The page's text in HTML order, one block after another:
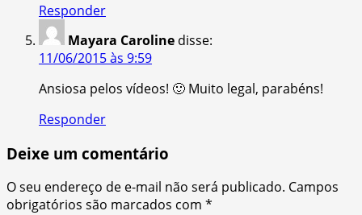
Responder
Mayara Caroline disse:
11/06/2015 às 9:59
Ansiosa pelos vídeos! 🙂 Muito legal, parabéns!
Responder
Deixe um comentário
O seu endereço de e-mail não será publicado. Campos
obrigatórios são marcados com *